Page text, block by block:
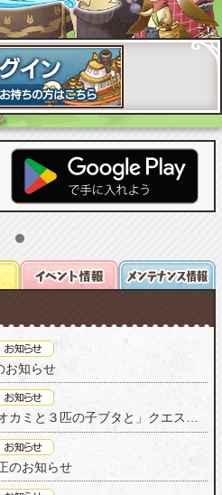
お知らせ
期間限定イベント「大食いオオカミと３匹の子ブタと」クエスト修正のお知らせ
のお知らせ